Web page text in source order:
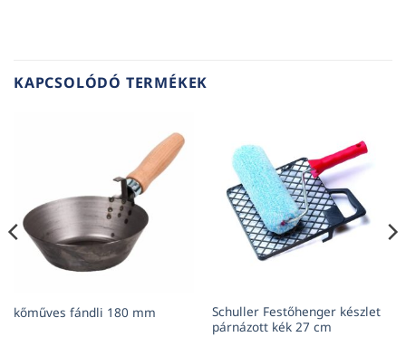
KAPCSOLÓDÓ TERMÉKEK
kőműves fándli 180 mm
Schuller Festőhenger készlet
párnázott kék 27 cm